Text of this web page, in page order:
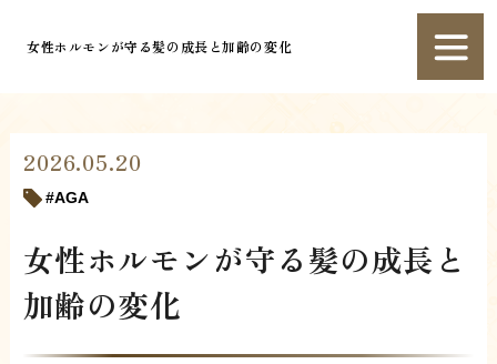
女性ホルモンが守る髪の成長と加齢の変化
2026.05.20
AGA
女性ホルモンが守る髪の成長と
加齢の変化